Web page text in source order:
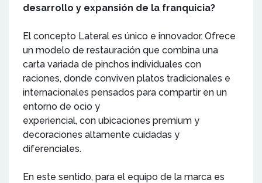
desarrollo y expansión de la franquicia?
El concepto Lateral es único e innovador. Ofrece
un modelo de restauración que combina una
carta variada de pinchos individuales con
raciones, donde conviven platos tradicionales e
internacionales pensados para compartir en un
entorno de ocio y
experiencial, con ubicaciones premium y
decoraciones altamente cuidadas y
diferenciales.
En este sentido, para el equipo de la marca es